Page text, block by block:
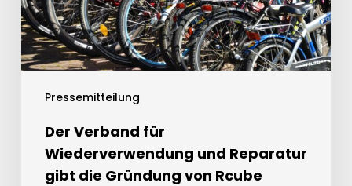
Pressemitteilung
Der Verband für
Wiederverwendung und Reparatur
gibt die Gründung von Rcube